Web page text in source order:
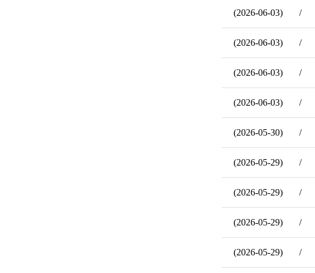
(2026-06-03) /
(2026-06-03) /
(2026-06-03) /
(2026-06-03) /
(2026-05-30) /
(2026-05-29) /
(2026-05-29) /
(2026-05-29) /
(2026-05-29) /